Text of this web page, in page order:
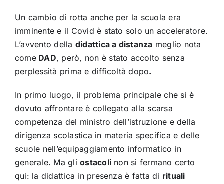
Un cambio di rotta anche per la scuola era
imminente e il Covid è stato solo un acceleratore.
L’avvento della didattica a distanza meglio nota
comeDAD, però, non è stato accolto senza
perplessità prima e difficoltà dopo.
In primo luogo, il problema principale che si è
dovuto affrontare è collegato alla scarsa
competenza del ministro dell’istruzione e della
dirigenza scolastica in materia specifica e delle
scuole nell’equipaggiamento informatico in
generale. Ma gliostacoli non si fermano certo
qui: la didattica in presenza è fatta di rituali